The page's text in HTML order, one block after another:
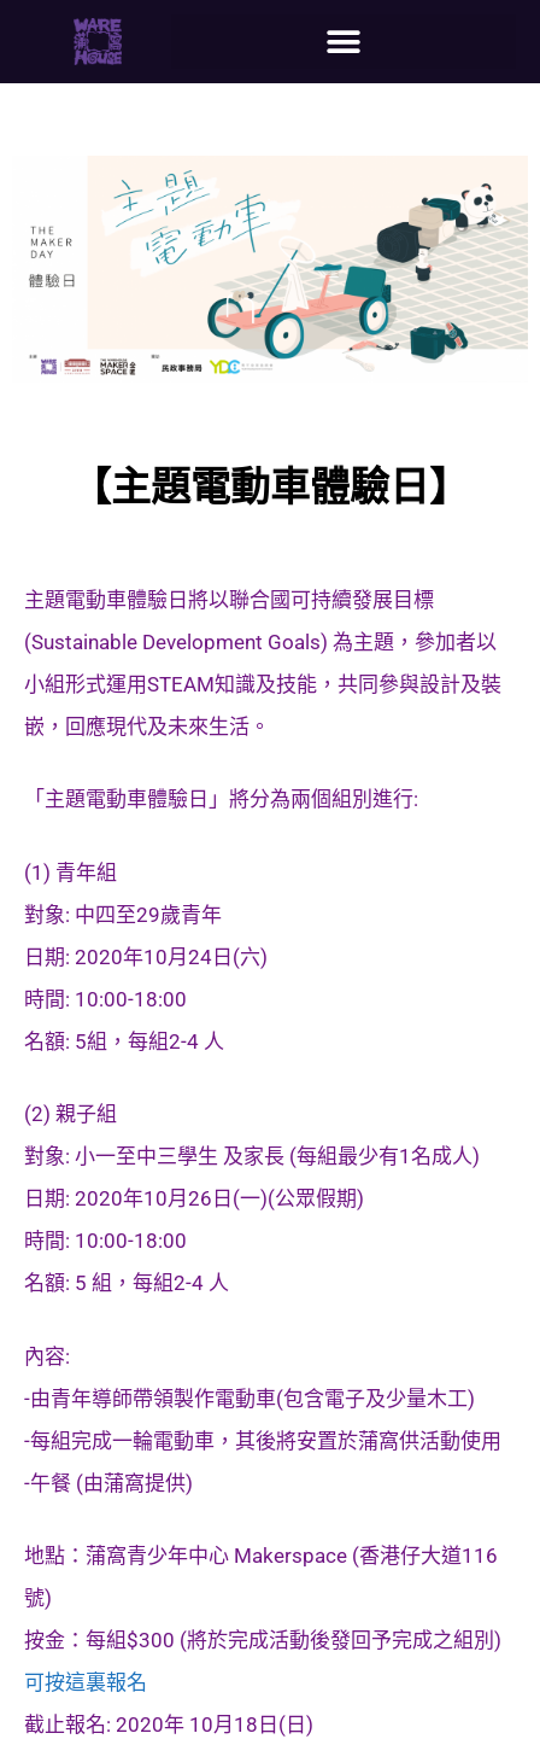
【主題電動車體驗日】
主題電動車體驗日將以聯合國可持續發展目標
(Sustainable Development Goals) 為主題，參加者以
小組形式運用STEAM知識及技能，共同參與設計及裝
嵌，回應現代及未來生活。
「主題電動車體驗日」將分為兩個組別進行:
(1) 青年組
對象: 中四至29歲青年
日期: 2020年10月24日(六)
時間: 10:00-18:00
名額: 5組，每組2-4 人
(2) 親子組
對象: 小一至中三學生 及家長 (每組最少有1名成人)
日期: 2020年10月26日(一)(公眾假期)
時間: 10:00-18:00
名額: 5 組，每組2-4 人
內容:
-由青年導師帶領製作電動車(包含電子及少量木工)
-每組完成一輪電動車，其後將安置於蒲窩供活動使用
-午餐 (由蒲窩提供)
地點：蒲窩青少年中心 Makerspace (香港仔大道116
號)
按金：每組$300 (將於完成活動後發回予完成之組別)
可按這裏報名
截止報名: 2020年 10月18日(日)